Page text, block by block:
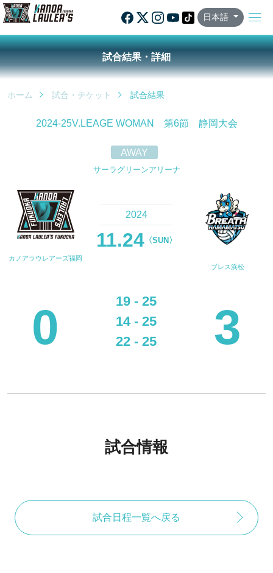
日本語
試合結果・詳細
ホーム 試合・チケット 試合結果
2024-25V.LEAGE WOMAN 第6節 静岡大会
AWAY
サーラグリーンアリーナ
カノアラウレアーズ福岡
2024
11.24 〈SUN〉
ブレス浜松
0
19 - 25
14 - 25
22 - 25
3
試合情報
試合日程一覧へ戻る